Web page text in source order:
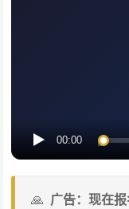
00:00
广告：现在